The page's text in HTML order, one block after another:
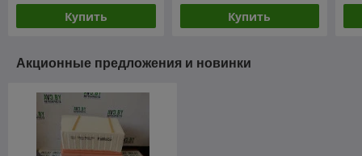
Купить Купить
Акционные предложения и новинки